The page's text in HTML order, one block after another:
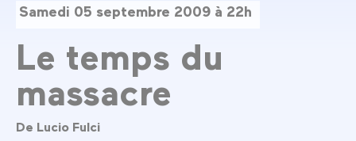
Samedi 05 septembre 2009 à 22h
Le temps du
massacre
De Lucio Fulci